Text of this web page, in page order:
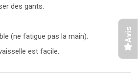
des gants.
(ne fatigue pas la main).
est facile.
Avis